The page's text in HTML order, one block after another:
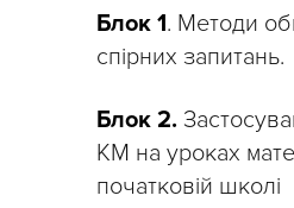
Блок 1. Методи
спірних запитань.
Блок 2.
КМ на уроках
початковій школі